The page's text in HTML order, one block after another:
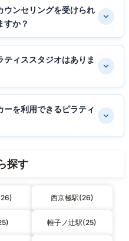
ウンセリングを受けられ
すか？
ィススタジオはありま
を利用できるピラティ
探す
西京極駅(26)
帷子ノ辻駅(25)